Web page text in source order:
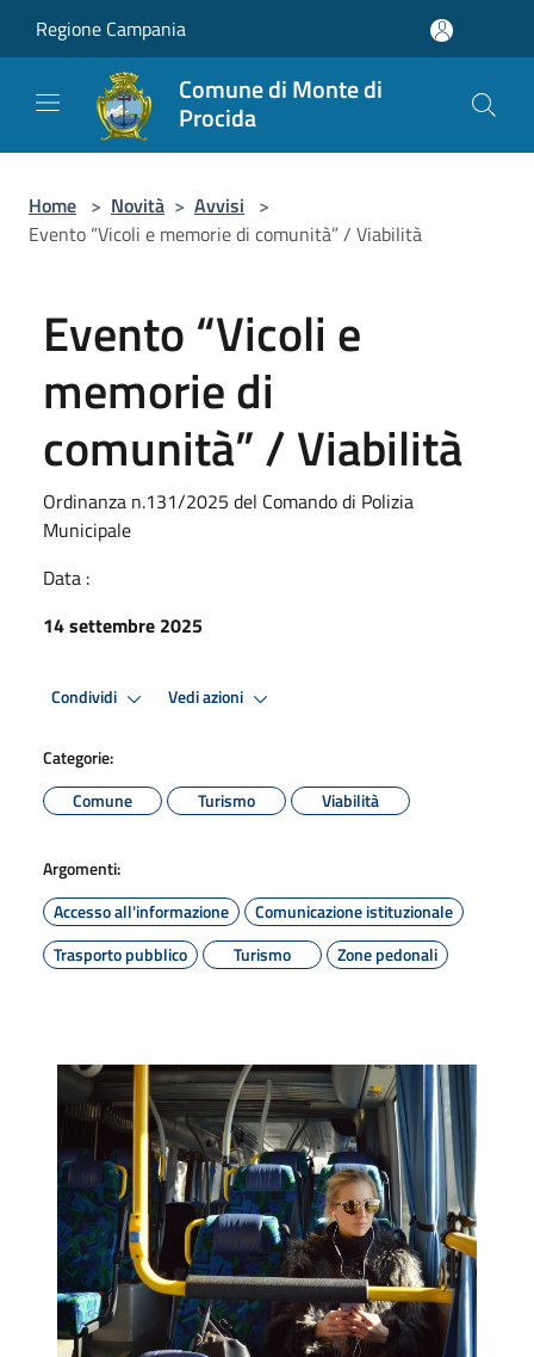
Regione Campania
Comune di Monte di
Procida
Home > Novità > Avvisi >
Evento “Vicoli e memorie di comunità” / Viabilità
Evento “Vicoli e
memorie di
comunità” / Viabilità
Ordinanza n.131/2025 del Comando di Polizia
Municipale
Data :
14 settembre 2025
Condividi Vedi azioni
Categorie:
Comune
Turismo Viabilità
Argomenti:
Accesso all'informazione
Comunicazione istituzionale
Trasporto pubblico
Turismo Zone pedonali